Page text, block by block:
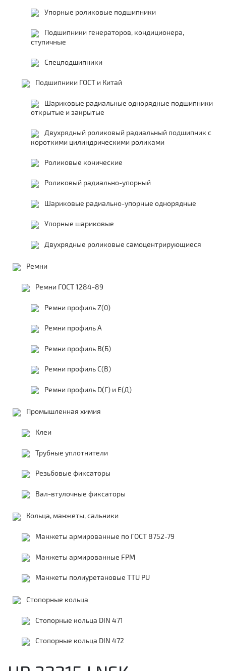
Упорные роликовые подшипники
Подшипники генераторов, кондиционера,
ступичные
Спецподшипники
Подшипники ГОСТ и Китай
Шариковые радиальные однорядные подшипники
открытые и закрытые
Двухрядный роликовый радиальный подшипник с
короткими цилиндрическими роликами
Роликовые конические
Роликовый радиально-упорный
Шариковые радиально-упорные однорядные
Упорные шариковые
Двухрядные роликовые самоцентрирующиеся
Ремни
Ремни ГОСТ 1284-89
Ремни профиль Z(0)
Ремни профиль А
Ремни профиль В(Б)
Ремни профиль С(В)
Ремни профиль D(Г) и E(Д)
Промышленная химия
Клеи
Трубные уплотнители
Резьбовые фиксаторы
Вал-втулочные фиксаторы
Кольца, манжеты, сальники
Манжеты армированные по ГОСТ 8752-79
Манжеты армированные FPM
Манжеты полиуретановые TTU PU
Стопорные кольца
Стопорные кольца DIN 471
Стопорные кольца DIN 472